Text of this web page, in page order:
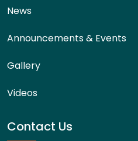
News
Announcements & Events
Gallery
Videos
Contact Us